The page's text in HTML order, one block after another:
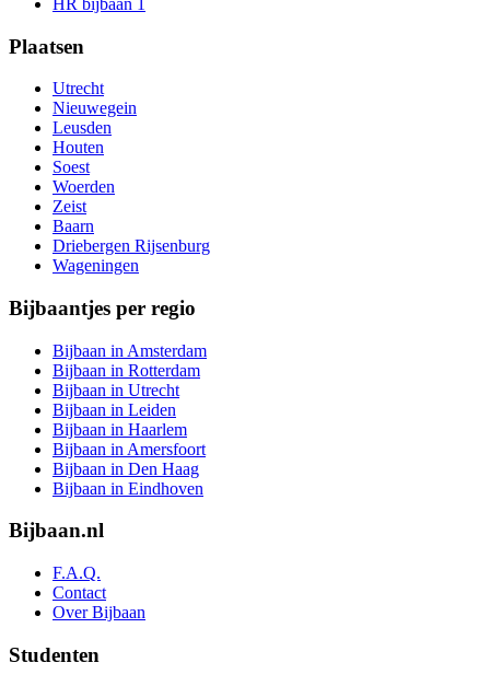
Plaatsen
Utrecht
Nieuwegein
Leusden
Houten
Soest
Woerden
Zeist
Baarn
Driebergen Rijsenburg
Wageningen
Bijbaantjes per regio
Bijbaan in Amsterdam
Bijbaan in Rotterdam
Bijbaan in Utrecht
Bijbaan in Leiden
Bijbaan in Haarlem
Bijbaan in Amersfoort
Bijbaan in Den Haag
Bijbaan in Eindhoven
Bijbaan.nl
F.A.Q.
Contact
Over Bijbaan
Studenten